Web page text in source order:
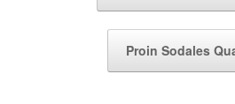
Proin Sodales